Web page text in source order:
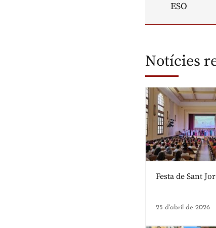
ESO
Notícies
Festa de Sant
25 d'abril de 2026